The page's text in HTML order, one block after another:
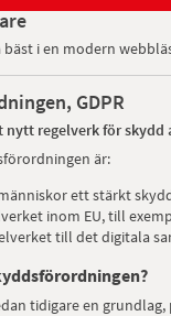
bäst i en modern
GDPR
regelverk för skydd
är:
ett stärkt
inom EU, till
till det digitala
tidigare en